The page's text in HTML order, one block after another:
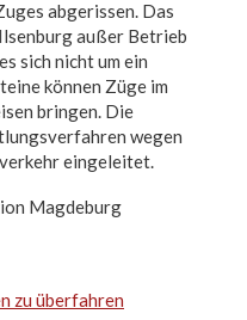
abgerissen. Das
außer Betrieb
sich nicht um ein
können Züge im
bringen. Die
wegen
eingeleitet.
Magdeburg
zu überfahren